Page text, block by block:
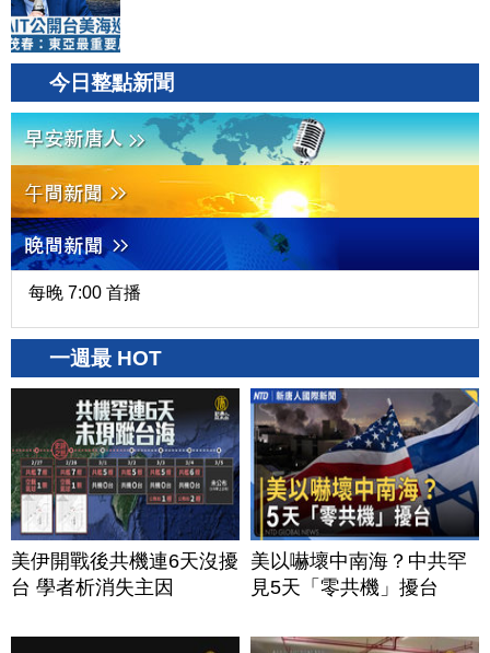
今日整點新聞
每晚 7:00 首播
一週最 HOT
美伊開戰後共機連6天沒擾
台 學者析消失主因
美以嚇壞中南海？中共罕
見5天「零共機」擾台